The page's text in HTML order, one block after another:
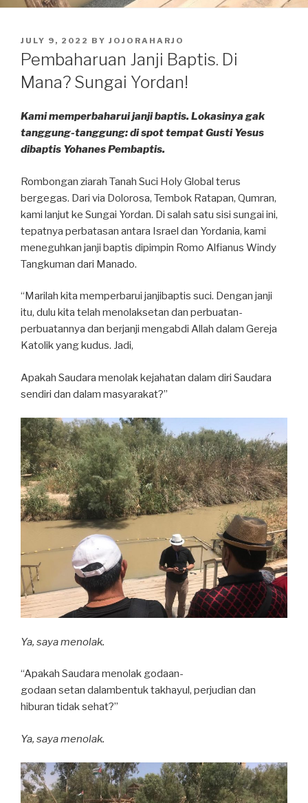
POSTED
ON
JULY 9, 2022 BY JOJORAHARJO
Pembaharuan Janji Baptis. Di
Mana? Sungai Yordan!
Kami memperbaharui janji baptis. Lokasinya gak
tanggung-tanggung: di spot tempat Gusti Yesus
dibaptis Yohanes Pembaptis.
Rombongan ziarah Tanah Suci Holy Global terus
bergegas. Dari via Dolorosa, Tembok Ratapan, Qumran,
kami lanjut ke Sungai Yordan. Di salah satu sisi sungai ini,
tepatnya perbatasan antara Israel dan Yordania, kami
meneguhkan janji baptis dipimpin Romo Alfianus Windy
Tangkuman dari Manado.
“Marilah kita memperbarui janjibaptis suci. Dengan janji
itu, dulu kita telah menolaksetan dan perbuatan-
perbuatannya dan berjanji mengabdi Allah dalam Gereja
Katolik yang kudus. Jadi,
Apakah Saudara menolak kejahatan dalam diri Saudara
sendiri dan dalam masyarakat?”
Ya, saya menolak.
“Apakah Saudara menolak godaan-
godaan setan dalambentuk takhayul, perjudian dan
hiburan tidak sehat?”
Ya, saya menolak.